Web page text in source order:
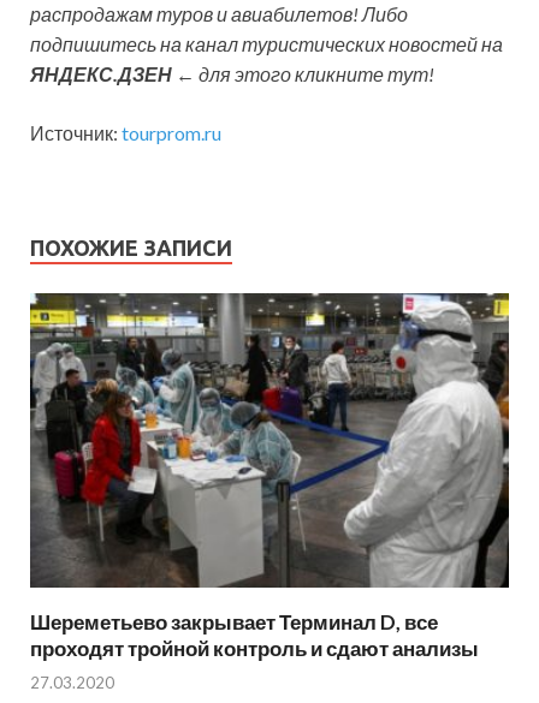
распродажам туров и авиабилетов! Либо
подпишитесь на канал туристических новостей на
ЯНДЕКС.ДЗЕН ← для этого кликните тут!
Источник: tourprom.ru
ПОХОЖИЕ ЗАПИСИ
Шереметьево закрывает Терминал D, все
проходят тройной контроль и сдают анализы
27.03.2020